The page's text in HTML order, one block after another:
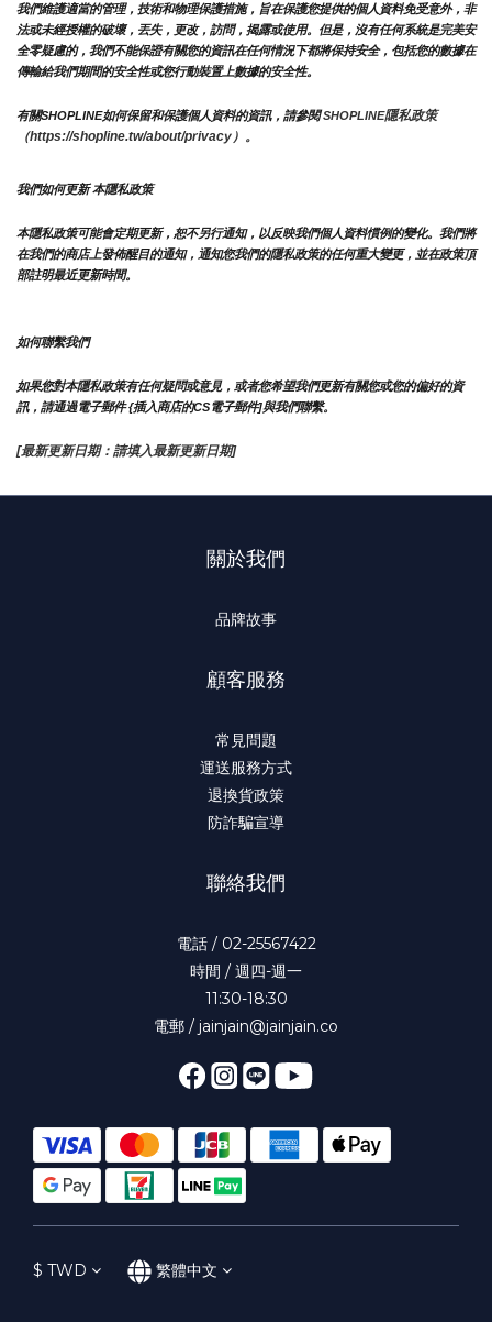
我們維護適當的管理，技術和物理保護措施，旨在保護您提供的個人資料免受意外，非
法或未經授權的破壞，丟失，更改，訪問，揭露或使用。但是，沒有任何系統是完美安
全零疑慮的，我們不能保證有關您的資訊在任何情況下都將保持安全，包括您的數據在
傳輸給我們期間的安全性或您行動裝置上數據的安全性。
有關SHOPLINE如何保留和保護個人資料的資訊，請參閱 SHOPLINE隱私政策
（https://shopline.tw/about/privacy）。
我們如何更新 本隱私政策
本隱私政策可能會定期更新，恕不另行通知，以反映我們個人資料慣例的變化。我們將
在我們的商店上發佈醒目的通知，通知您我們的隱私政策的任何重大變更，並在政策頂
部註明最近更新時間。
如何聯繫我們
如果您對本隱私政策有任何疑問或意見，或者您希望我們更新有關您或您的偏好的資
訊，請通過電子郵件 {插入商店的CS電子郵件]與我們聯繫。
[最新更新日期：請填入最新更新日期]
關於我們
品牌故事
顧客服務
常見問題
運送服務方式
退換貨政策
防詐騙宣導
聯絡我們
電話 / 02-25567422
時間 / 週四-週一
11:30-18:30
電郵 / jainjain@jainjain.co
$ TWD 繁體中文